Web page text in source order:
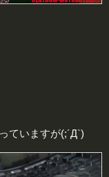
ていますが(;´Д`)